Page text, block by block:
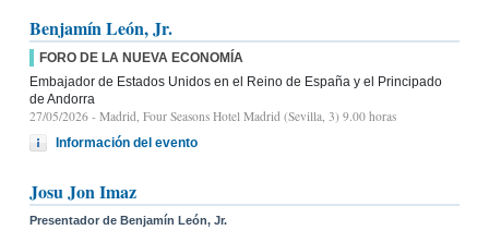
Benjamín León, Jr.
FORO DE LA NUEVA ECONOMÍA
Embajador de Estados Unidos en el Reino de España y el Principado
de Andorra
27/05/2026 - Madrid, Four Seasons Hotel Madrid (Sevilla, 3) 9.00 horas
Información del evento
Josu Jon Imaz
Presentador de Benjamín León, Jr.